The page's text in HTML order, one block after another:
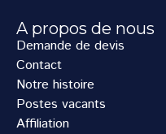
A propos de nous
Demande de devis
Contact
Notre histoire
Postes vacants
Affiliation